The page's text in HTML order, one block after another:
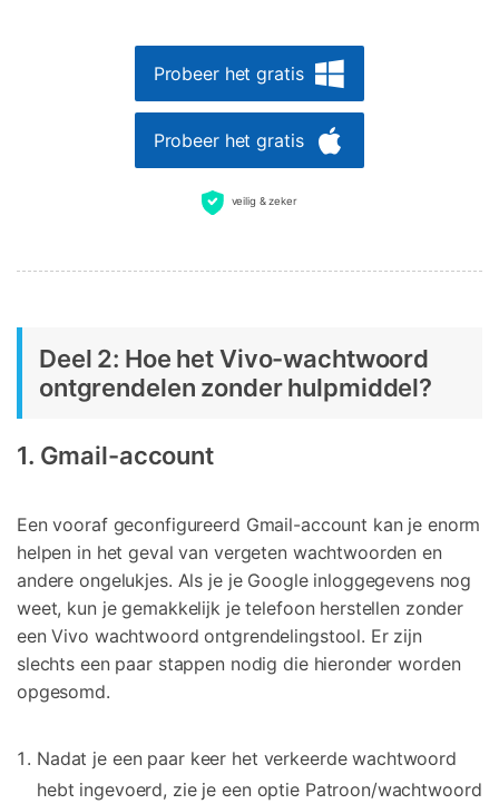
Probeer het gratis
Probeer het gratis
veilig & zeker
Deel 2: Hoe het Vivo-wachtwoord
ontgrendelen zonder hulpmiddel?
1. Gmail-account
Een vooraf geconfigureerd Gmail-account kan je enorm
helpen in het geval van vergeten wachtwoorden en
andere ongelukjes. Als je je Google inloggegevens nog
weet, kun je gemakkelijk je telefoon herstellen zonder
een Vivo wachtwoord ontgrendelingstool. Er zijn
slechts een paar stappen nodig die hieronder worden
opgesomd.
Nadat je een paar keer het verkeerde wachtwoord
hebt ingevoerd, zie je een optie Patroon/wachtwoord